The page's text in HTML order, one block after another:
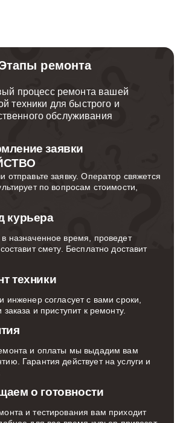
ремонта
процесс ремонта вашей
техники для быстрого и
обслуживания
заявки
отправьте заявку. Оператор свяжется
по вопросам стоимости,
курьера
назначенное время, проведет
смету. Бесплатно доставит
техники
инженер согласует с вами сроки,
и приступит к ремонту.
и оплаты мы выдадим вам
Гарантия действует на услуги и
о готовности
и тестирования вам приходит